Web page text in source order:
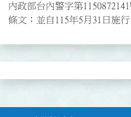
內政部台內警字第
條文；並自115年5月31日施行